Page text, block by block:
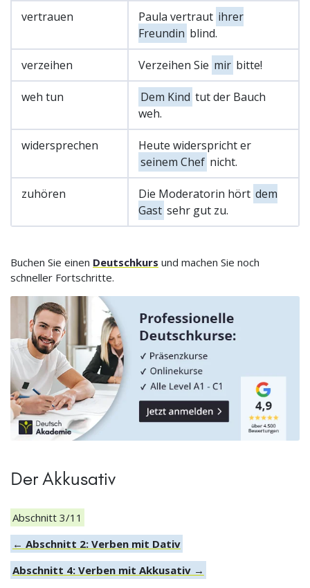
vertrauen Paula vertraut ihrer
Freundin blind.
verzeihen Verzeihen Sie mir bitte!
weh tun Dem Kind tut der Bauch
weh.
widersprechen
Heute widerspricht er
seinem Chef nicht.
zuhören Die Moderatorin hört dem
Gast sehr gut zu.
Buchen Sie einen Deutschkurs und machen Sie noch
schneller Fortschritte.
Der Akkusativ
Abschnitt 3/11
← Abschnitt 2: Verben mit Dativ
Abschnitt 4: Verben mit Akkusativ →